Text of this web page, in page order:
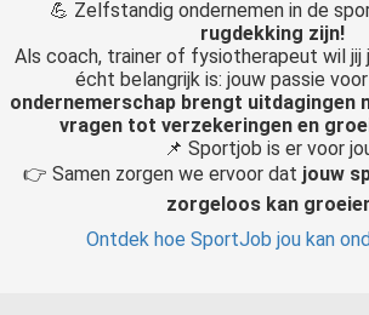
💪 Zelfstandig ondernemen in de
rugdekking zijn!
Als coach, trainer of fysiotherapeut wil
écht belangrijk is: jouw passie
ondernemerschap brengt uitdagingen
vragen tot verzekeringen en
📌 Sportjob is er voor
👉 Samen zorgen we ervoor dat jouw
zorgeloos kan
Ontdek hoe SportJob jou kan